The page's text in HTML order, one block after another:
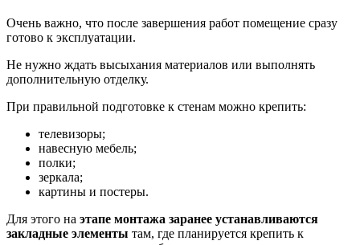
Очень важно, что после завершения работ помещение сразу
готово к эксплуатации.
Не нужно ждать высыхания материалов или выполнять
дополнительную отделку.
При правильной подготовке к стенам можно крепить:
телевизоры;
навесную мебель;
полки;
зеркала;
картины и постеры.
Для этого на этапе монтажа заранее устанавливаются
закладные элементы там, где планируется крепить к